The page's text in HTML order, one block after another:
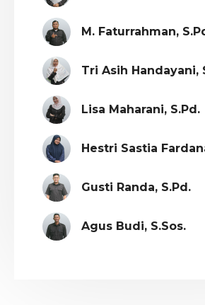
M. Faturrahman,
Tri Asih Handayani,
Lisa Maharani, S.Pd.
Hestri Sastia
Gusti Randa, S.Pd.
Agus Budi, S.Sos.